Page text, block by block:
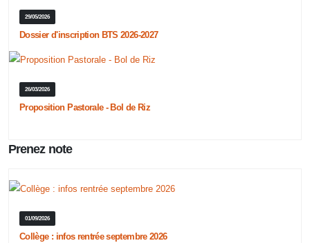
29/05/2026
Dossier d'inscription BTS 2026-2027
26/03/2026
Proposition Pastorale - Bol de Riz
Prenez note
01/09/2026
Collège : infos rentrée septembre 2026